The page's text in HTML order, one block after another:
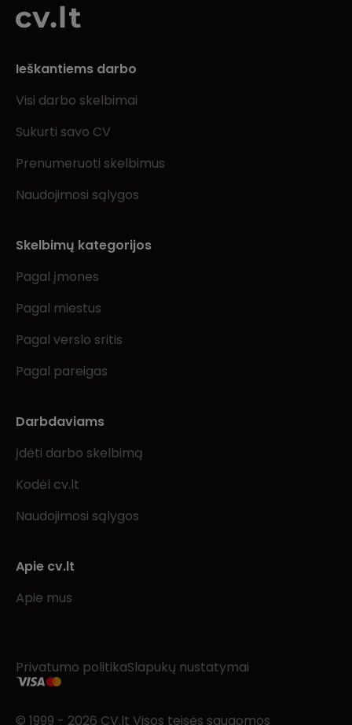
Ieškantiems darbo
Visi darbo skelbimai
Sukurti savo CV
Prenumeruoti skelbimus
Naudojimosi sąlygos
Skelbimų kategorijos
Pagal įmones
Pagal miestus
Pagal verslo sritis
Pagal pareigas
Darbdaviams
Įdėti darbo skelbimą
Kodėl cv.lt
Naudojimosi sąlygos
Apie cv.lt
Apie mus
Privatumo politikaSlapukų nustatymai
© 1999 - 2026 CV.lt Visos teisės saugomos